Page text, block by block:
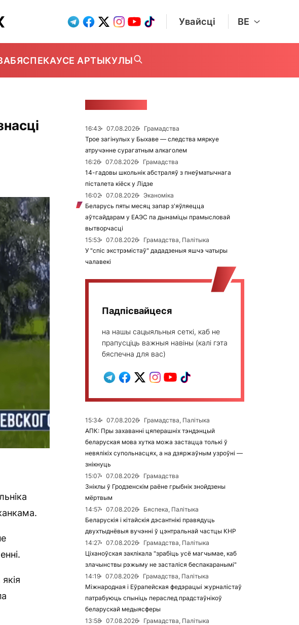
Увайсці BE
БЯСПЕКАУСЕ АРТЫКУЛЫ
16:43 07.08.2026
Грамадства
Трое загінулых у Быхаве — следства мяркуе
атручэнне сурагатным алкаголем
16:26
07.08.2026
Грамадства
14-гадовы школьнік абстраляў з пнеўматычнага
пісталета кіёск у Лідзе
16:02
07.08.2026
Эканоміка
Беларусь пяты месяц запар з'яўляецца
аўтсайдарам у ЕАЭС па дынаміцы прамысловай
вытворчасці
15:53
07.08.2026
Грамадства, Палітыка
У "спіс экстрэмістаў" дададзеныя яшчэ чатыры
чалавекі
Падпісвайцеся
на нашы сацыяльныя сеткі, каб не
прапусціць важныя навіны (калі гэта
бяспечна для вас)
15:34 07.08.2026
Грамадства, Палітыка
АПК: Пры захаванні цяперашніх тэндэнцый
беларуская мова хутка можа застацца толькі ў
невялікіх супольнасцях, а на дзяржаўным узроўні —
знікнуць
15:07
07.08.2026
Грамадства
Зніклы ў Гродзенскім раёне грыбнік знойдзены
мёртвым
14:57
07.08.2026
Бяспека, Палітыка
Беларускія і кітайскія дэсантнікі правядуць
двухтыднёвыя вучэнні ў цэнтральнай частцы КНР
14:27
07.08.2026
Грамадства, Палітыка
Ціханоўская заклікала "зрабіць усё магчымае, каб
злачынствы рэжыму не засталіся беспакаранымі"
14:19
07.08.2026
Грамадства, Палітыка
Міжнародная і Еўрапейская федэрацыі журналістаў
патрабуюць спыніць пераслед прадстаўнікоў
беларускай медыясферы
13:58
07.08.2026
Грамадства, Палітыка